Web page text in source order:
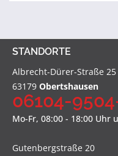
STANDORTE
Albrecht-Dürer-Straße 25
63179 Obertshausen
06104-
Mo-Fr, 08:00 - 18:00 Uhr
Gutenbergstraße 20